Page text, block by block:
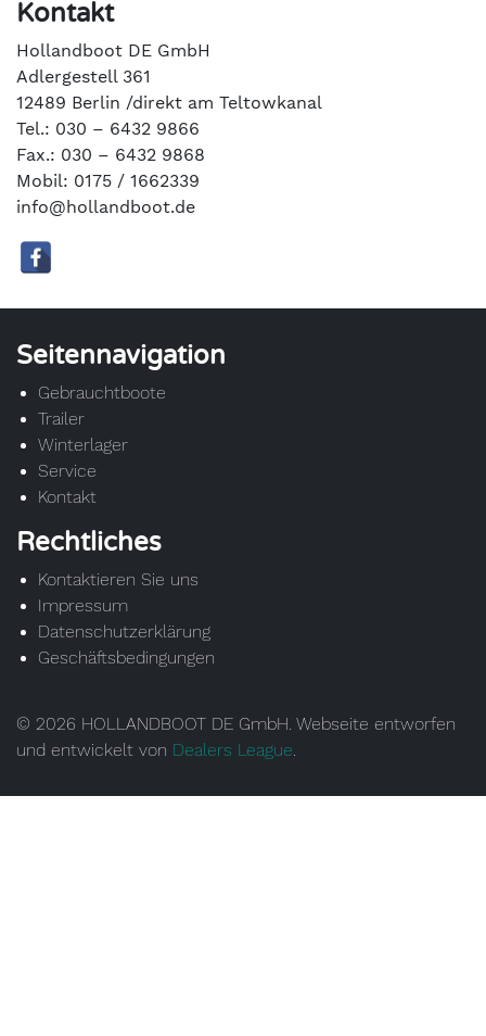
Kontakt
Hollandboot DE GmbH
Adlergestell 361
12489 Berlin /direkt am Teltowkanal
Tel.: 030 – 6432 9866
Fax.: 030 – 6432 9868
Mobil: 0175 / 1662339
info@hollandboot.de
Seitennavigation
Gebrauchtboote
Trailer
Winterlager
Service
Kontakt
Rechtliches
Kontaktieren Sie uns
Impressum
Datenschutzerklärung
Geschäftsbedingungen
© 2026 HOLLANDBOOT DE GmbH. Webseite entworfen
und entwickelt von Dealers League